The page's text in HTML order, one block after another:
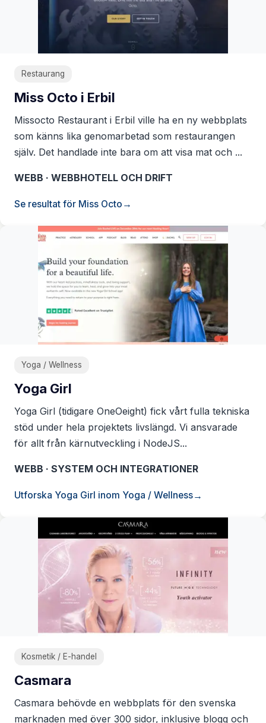
Restaurang
Miss Octo i Erbil
Missocto Restaurant i Erbil ville ha en ny webbplats
som känns lika genomarbetad som restaurangen
själv. Det handlade inte bara om att visa mat och ...
WEBB · WEBBHOTELL OCH DRIFT
Se resultat för Miss Octo
Yoga / Wellness
Yoga Girl
Yoga Girl (tidigare OneOeight) fick vårt fulla tekniska
stöd under hela projektets livslängd. Vi ansvarade
för allt från kärnutveckling i NodeJS...
WEBB · SYSTEM OCH INTEGRATIONER
Utforska Yoga Girl inom Yoga / Wellness
Kosmetik / E-handel
Casmara
Casmara behövde en webbplats för den svenska
marknaden med över 300 sidor, inklusive blogg och